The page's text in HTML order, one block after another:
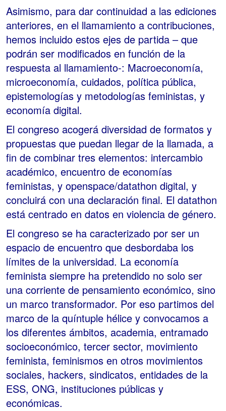
Asimismo, para dar continuidad a las ediciones
anteriores, en el llamamiento a contribuciones,
hemos incluido estos ejes de partida – que
podrán ser modificados en función de la
respuesta al llamamiento-: Macroeconomía,
microeconomía, cuidados, política pública,
epistemologías y metodologías feministas, y
economía digital.
El congreso acogerá diversidad de formatos y
propuestas que puedan llegar de la llamada, a
fin de combinar tres elementos: intercambio
académico, encuentro de economías
feministas, y openspace/datathon digital, y
concluirá con una declaración final. El datathon
está centrado en datos en violencia de género.
El congreso se ha caracterizado por ser un
espacio de encuentro que desbordaba los
límites de la universidad. La economía
feminista siempre ha pretendido no solo ser
una corriente de pensamiento económico, sino
un marco transformador. Por eso partimos del
marco de la quíntuple hélice y convocamos a
los diferentes ámbitos, academia, entramado
socioeconómico, tercer sector, movimiento
feminista, feminismos en otros movimientos
sociales, hackers, sindicatos, entidades de la
ESS, ONG, instituciones públicas y
económicas.